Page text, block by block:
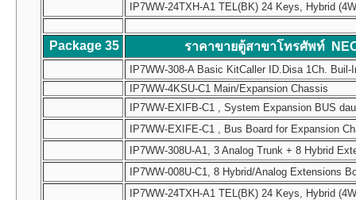
IP7WW-24TXH-A1 TEL(BK) 24 Keys, Hybrid
Package 35 ราคาขายตู้สาขาโทรศัพท์
IP7WW-308-A Basic KitCaller ID.Disa 1Ch.
IP7WW-4KSU-C1 Main/Expansion Chassis
IP7WW-EXIFB-C1 , System Expansion BUS
IP7WW-EXIFE-C1 , Bus Board for Expansion
IP7WW-308U-A1, 3 Analog Trunk + 8 Hybrid
IP7WW-008U-C1, 8 Hybrid/Analog Extensions
IP7WW-24TXH-A1 TEL(BK) 24 Keys, Hybrid